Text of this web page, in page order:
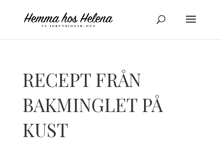
RECEPT FRÅN
BAKMINGLET PÅ
KUST